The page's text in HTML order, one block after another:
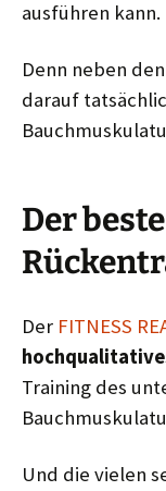
ausführen kann.
Denn neben
darauf
Der
Der FITNESS
Training des
Und die vielen